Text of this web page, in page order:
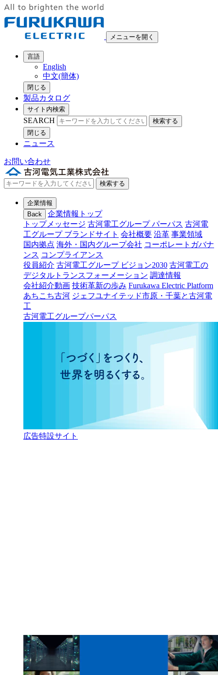
メニューを開く
言語
English
中文(簡体)
閉じる
製品カタログ
サイト内検索
SEARCH
検索する
閉じる
ニュース
お問い合わせ
検索する
企業情報
Back
企業情報トップ
トップメッセージ 古河電工グループ パーパス 古河電
工グループ ブランドサイト 会社概要 沿革 事業領域
国内拠点 海外・国内グループ会社 コーポレートガバナ
ンス コンプライアンス
役員紹介 古河電工グループ ビジョン2030 古河電工の
デジタルトランスフォーメーション 調達情報
会社紹介動画 技術革新の歩み Furukawa Electric Platform
あちこち古河 ジェフユナイテッド市原・千葉と古河電
工
古河電工グループパーパス
広告特設サイト